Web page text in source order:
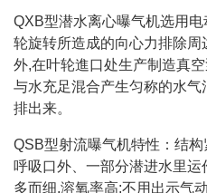
QXB型潜水离心曝气机选用
轮旋转所造成的向心力排除
外,在叶轮進口处生产制造真
与水充足混合产生匀称的水
排出来。
QSB型射流曝气机特性：结
呼吸口外、一部分潜进水里
多而细,溶氧率高;不用出示气